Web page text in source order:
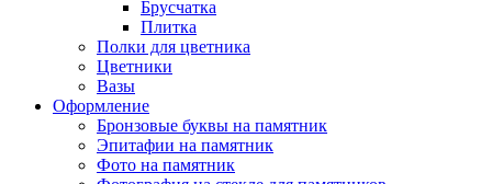
Брусчатка
Плитка
Полки для цветника
Цветники
Вазы
Оформление
Бронзовые буквы на памятник
Эпитафии на памятник
Фото на памятник